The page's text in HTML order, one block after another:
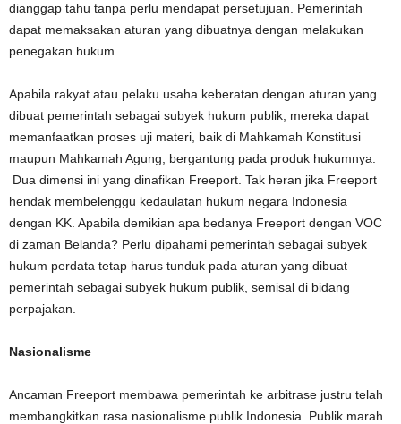
dianggap tahu tanpa perlu mendapat persetujuan. Pemerintah
dapat memaksakan aturan yang dibuatnya dengan melakukan
penegakan hukum.
Apabila rakyat atau pelaku usaha keberatan dengan aturan yang
dibuat pemerintah sebagai subyek hukum publik, mereka dapat
memanfaatkan proses uji materi, baik di Mahkamah Konstitusi
maupun Mahkamah Agung, bergantung pada produk hukumnya.
Dua dimensi ini yang dinafikan Freeport. Tak heran jika Freeport
hendak membelenggu kedaulatan hukum negara Indonesia
dengan KK. Apabila demikian apa bedanya Freeport dengan VOC
di zaman Belanda? Perlu dipahami pemerintah sebagai subyek
hukum perdata tetap harus tunduk pada aturan yang dibuat
pemerintah sebagai subyek hukum publik, semisal di bidang
perpajakan.
Nasionalisme
Ancaman Freeport membawa pemerintah ke arbitrase justru telah
membangkitkan rasa nasionalisme publik Indonesia. Publik marah.